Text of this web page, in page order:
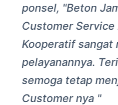
ponsel, "Beton
Customer Service
Kooperatif sangat
pelayanannya.
semoga tetap
Customer nya "